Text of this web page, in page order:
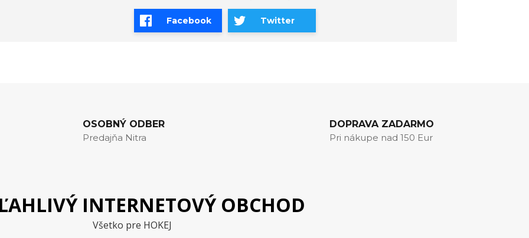
Facebook Twitter
OSOBNÝ ODBER
Predajňa Nitra
DOPRAVA ZADARMO
Pri nákupe nad 150 Eur
INTERNETOVÝ OBCHOD
Všetko pre HOKEJ